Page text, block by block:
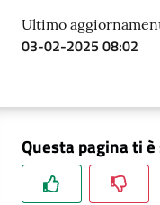
Ultimo
03-02-2025 08:02
Questa pagina ti